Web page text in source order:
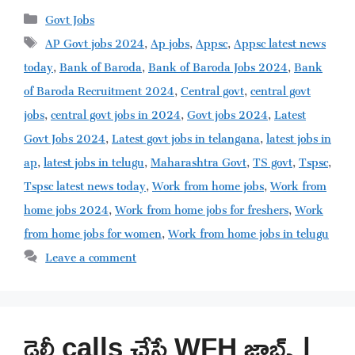
Categories
Govt Jobs
Tags
AP Govt jobs 2024,Ap jobs,Appsc,Appsc latest news
today,Bank of Baroda,Bank of Baroda Jobs 2024,Bank
of Baroda Recruitment 2024,Central govt,central govt
jobs,central govt jobs in 2024,Govt jobs 2024,Latest
Govt Jobs 2024,Latest govt jobs in telangana,latest jobs in
ap,latest jobs in telugu,Maharashtra Govt,TS govt,Tspsc,
Tspsc latest news today,Work from home jobs,Work from
home jobs 2024,Work from home jobs for freshers,Work
from home jobs for women,Work from home jobs in telugu
Leave a comment